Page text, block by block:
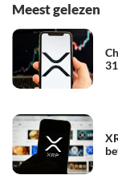
Meest gelezen